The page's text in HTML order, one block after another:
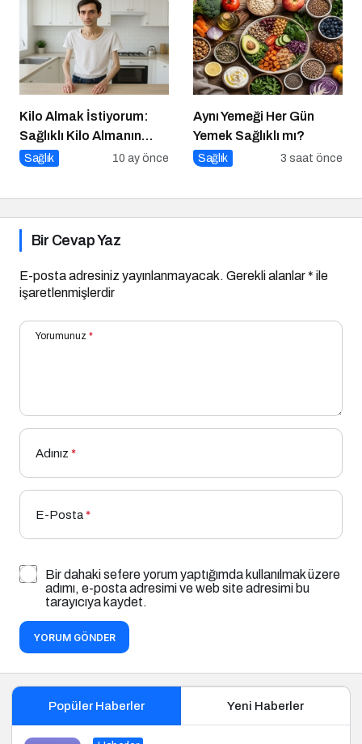
Kilo Almak İstiyorum:
Sağlıklı Kilo Almanın
Yolları
Sağlık 10 ay önce
Aynı Yemeği Her Gün
Yemek Sağlıklı mı?
Sağlık 3 saat önce
Bir Cevap Yaz
E-posta adresiniz yayınlanmayacak. Gerekli alanlar* ile
işaretlenmişlerdir
Yorumunuz *
Adınız *
E-Posta*
Bir dahaki sefere yorum yaptığımda kullanılmak üzere
adımı, e-posta adresimi ve web site adresimi bu
tarayıcıya kaydet.
YORUM GÖNDER
Popüler Haberler Yeni Haberler